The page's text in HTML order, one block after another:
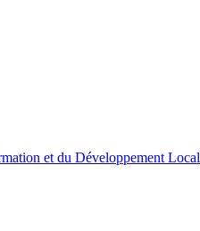
et du Développement Local